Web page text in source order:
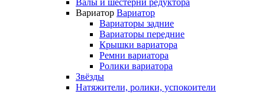
Валы и шестерни редуктора
Вариатор Вариатор
Вариаторы задние
Вариаторы передние
Крышки вариатора
Ремни вариатора
Ролики вариатора
Звёзды
Натяжители, ролики, успокоители